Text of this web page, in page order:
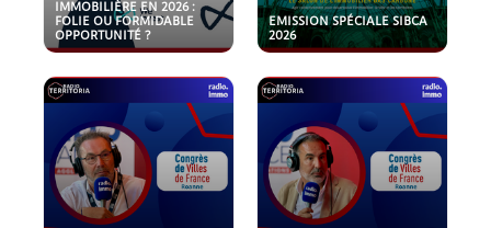
IMMOBILIÈRE EN 2026 :
FOLIE OU FORMIDABLE
OPPORTUNITÉ ?
EMISSION SPÉCIALE SIBCA
2026